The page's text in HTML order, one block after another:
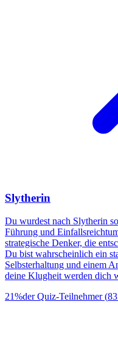
Slytherin
Du wurdest nach Slytherin
Führung und
strategische Denker, die
Du bist wahrscheinlich ein
Selbsterhaltung und einem
deine Klugheit werden dich
21%der Quiz-Teilnehmer(83